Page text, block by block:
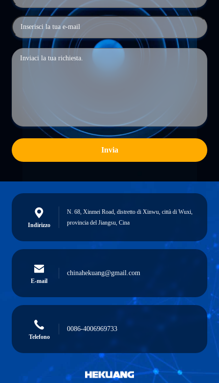
Invia
Indirizzo
N. 68, Xinmei Road, distretto di Xinwu, città di Wuxi,
provincia del Jiangsu, Cina
E-mail
chinahekuang@gmail.com
Telefono
0086-4006969733